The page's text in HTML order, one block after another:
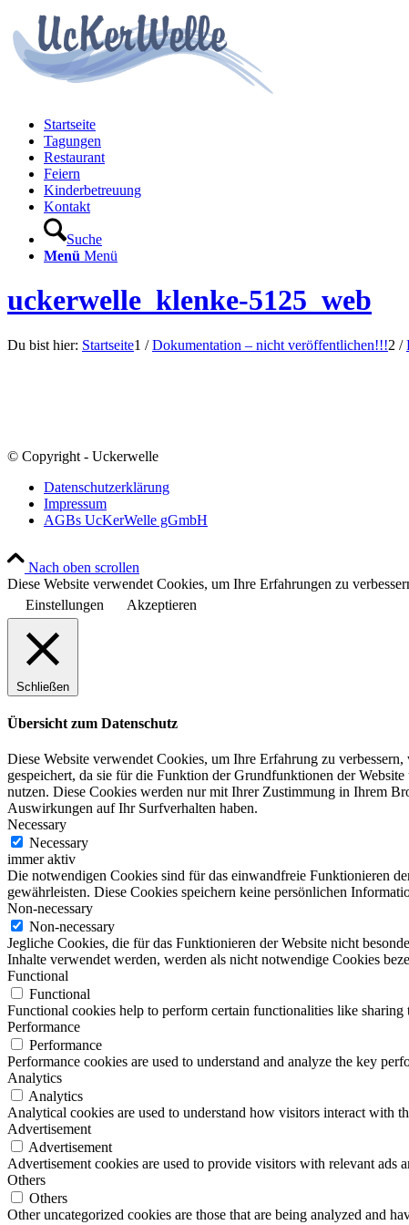
Startseite
Tagungen
Restaurant
Feiern
Kinderbetreuung
Kontakt
Suche
Menü Menü
uckerwelle_klenke-5125_web
Du bist hier: Startseite1 / Dokumentation – nicht veröffentlichen!!!2 /
© Copyright - Uckerwelle
Datenschutzerklärung
Impressum
AGBs UcKerWelle gGmbH
Nach oben scrollen
Diese Website verwendet Cookies, um Ihre Erfahrungen zu
Einstellungen
Akzeptieren
Schließen
Übersicht zum Datenschutz
Diese Website verwendet Cookies, um Ihre Erfahrung zu
gespeichert, da sie für die Funktion der Grundfunktionen der
nutzen. Diese Cookies werden nur mit Ihrer Zustimmung in Ihrem
Auswirkungen auf Ihr Surfverhalten haben.
Necessary
Necessary
immer aktiv
Die notwendigen Cookies sind für das einwandfreie Funktionieren
gewährleisten. Diese Cookies speichern keine persönlichen
Non-necessary
Non-necessary
Jegliche Cookies, die für das Funktionieren der Website nicht
Inhalte verwendet werden, werden als nicht notwendige Cookies
Functional
Functional
Functional cookies help to perform certain functionalities like
Performance
Performance
Performance cookies are used to understand and analyze the key
Analytics
Analytics
Analytical cookies are used to understand how visitors interact with
Advertisement
Advertisement
Advertisement cookies are used to provide visitors with relevant ads
Others
Others
Other uncategorized cookies are those that are being analyzed and